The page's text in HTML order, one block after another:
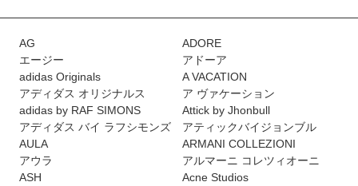
AG
エージー
ADORE
アドーア
adidas Originals
アディダス オリジナルス
A VACATION
ア ヴァケーション
adidas by RAF SIMONS
アディダス バイ ラフシモンズ
Attick by Jhonbull
アティックバイジョンブル
AULA
アウラ
ARMANI COLLEZIONI
アルマーニ コレツィオーニ
ASH
Acne Studios